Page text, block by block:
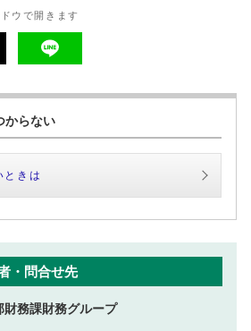
ウで開きます
からない
ときは
・問合せ先
務課財務グループ